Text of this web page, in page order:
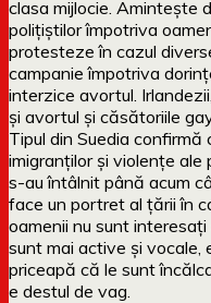
clasa mijlocie. Amintește
polițiștilor împotriva
protesteze în cazul
campanie împotriva
interzice avortul.
și avortul și căsătoriile
Tipul din Suedia
imigranților și violențe ale
s-au întâlnit până acum
face un portret al țării în
oamenii nu sunt
sunt mai active și vocale,
priceapă că le sunt
e destul de vag.